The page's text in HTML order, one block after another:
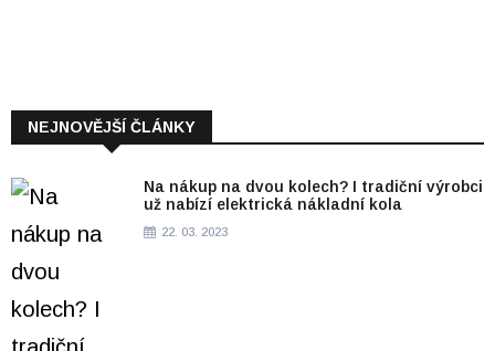
NEJNOVĚJŠÍ ČLÁNKY
Na nákup na dvou kolech? I tradiční výrobci
už nabízí elektrická nákladní kola
22. 03. 2023